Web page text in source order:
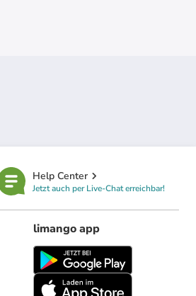
Help Center
Jetzt auch per Live-Chat erreichbar!
limango app